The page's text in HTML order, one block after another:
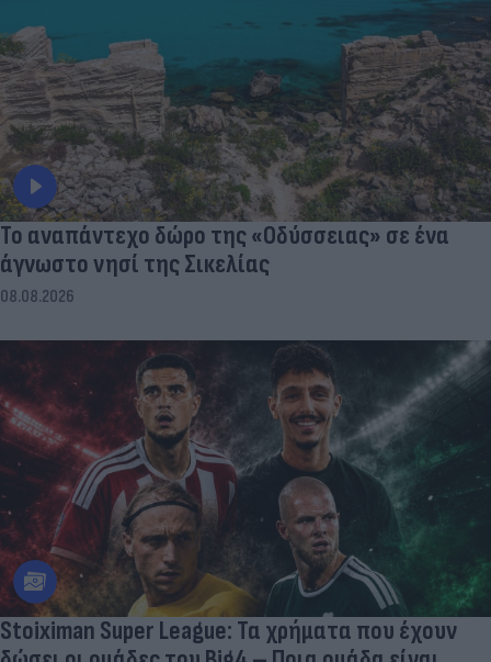
To αναπάντεχο δώρο της «Οδύσσειας» σε ένα
άγνωστο νησί της Σικελίας
08.08.2026
Stoiximan Super League: Τα χρήματα που έχουν